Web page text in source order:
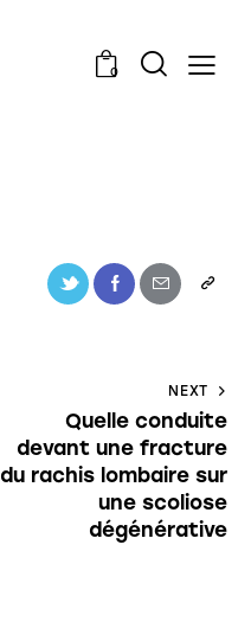
0
NEXT
Quelle conduite
devant une fracture
du rachis lombaire sur
une scoliose
dégénérative